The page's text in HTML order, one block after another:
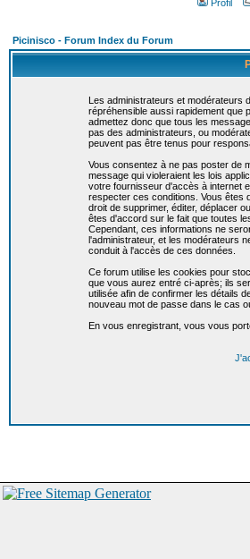
Profil
Picinisco - Forum Index du Forum
Les administrateurs et modérateurs
répréhensible aussi rapidement que
admettez donc que tous les
pas des administrateurs, ou
peuvent pas être tenus pour
Vous consentez à ne pas poster de
message qui violeraient les lois
votre fournisseur d'accès à internet
respecter ces conditions. Vous êtes
droit de supprimer, éditer, déplacer
êtes d'accord sur le fait que toutes
Cependant, ces informations ne
l'administrateur, et les modérateurs
conduit à l'accès de ces données.
Ce forum utilise les cookies pour
que vous aurez entré ci-après; ils
utilisée afin de confirmer les détails
nouveau mot de passe dans le cas
En vous enregistrant, vous vous